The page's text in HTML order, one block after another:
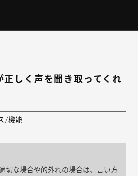
しく声を聞き取ってくれ
/機能
切な場合や的外れの場合は、言い方